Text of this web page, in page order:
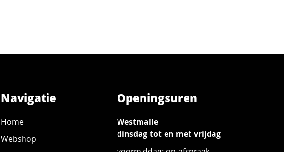
Navigatie
Home
Webshop
Openingsuren
Westmalle
dinsdag tot en met vrijdag